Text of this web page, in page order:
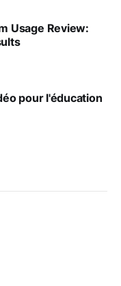
Usage Review:
pour l'éducation